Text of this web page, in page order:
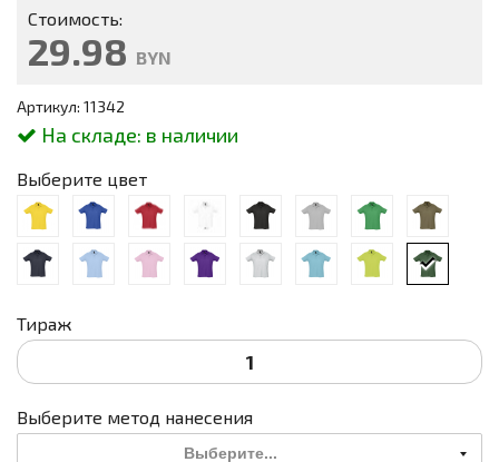
Стоимость:
29.98 BYN
Артикул: 11342
На складе: в наличии
Выберите цвет
Тираж
Выберите метод нанесения
Выберите...